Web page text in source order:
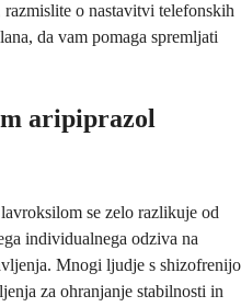
o nastavitvi telefonskih
da vam pomaga spremljati
aripiprazol
se zelo razlikuje od
individualnega odziva na
Mnogi ljudje s shizofrenijo
za ohranjanje stabilnosti in